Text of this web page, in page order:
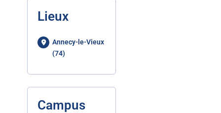
Lieux
Annecy-le-Vieux
(74)
Campus